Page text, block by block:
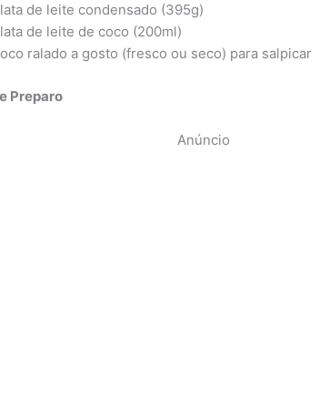
de leite condensado (395g)
de leite de coco (200ml)
ralado a gosto (fresco ou seco) para salpicar
Preparo
Anúncio